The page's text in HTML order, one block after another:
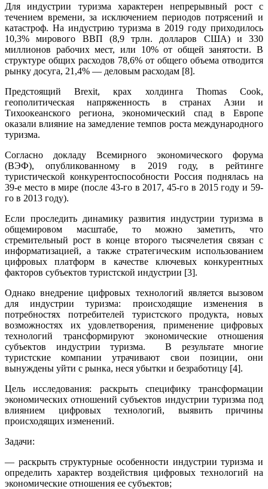
Для индустрии туризма характерен непрерывный рост с
течением времени, за исключением периодов потрясений и
катастроф. На индустрию туризма в 2019 году приходилось
10,3% мирового ВВП (8,9 трлн. долларов США) и 330
миллионов рабочих мест, или 10% от общей занятости. В
структуре общих расходов 78,6% от общего объема отводится
рынку досуга, 21,4% — деловым расходам [8].
Предстоящий Brexit, крах холдинга Thomas Cook,
геополитическая напряженность в странах Азии и
Тихоокеанского региона, экономический спад в Европе
оказали влияние на замедление темпов роста международного
туризма.
Согласно докладу Всемирного экономического форума
(ВЭФ), опубликованному в 2019 году, в рейтинге
туристической конкурентоспособности Россия поднялась на
39-е место в мире (после 43-го в 2017, 45-го в 2015 году и 59-
го в 2013 году).
Если проследить динамику развития индустрии туризма в
общемировом масштабе, то можно заметить, что
стремительный рост в конце второго тысячелетия связан с
информатизацией, а также стратегическим использованием
цифровых платформ в качестве ключевых конкурентных
факторов субъектов туристской индустрии [3].
Однако внедрение цифровых технологий является вызовом
для индустрии туризма: происходящие изменения в
потребностях потребителей туристского продукта, новых
возможностях их удовлетворения, применение цифровых
технологий трансформируют экономические отношения
субъектов индустрии туризма. В результате многие
туристские компании утрачивают свои позиции, они
вынуждены уйти с рынка, неся убытки и безработицу [4].
Цель исследования: раскрыть специфику трансформации
экономических отношений субъектов индустрии туризма под
влиянием цифровых технологий, выявить причины
происходящих изменений.
Задачи:
— раскрыть структурные особенности индустрии туризма и
определить характер воздействия цифровых технологий на
экономические отношения ее субъектов;